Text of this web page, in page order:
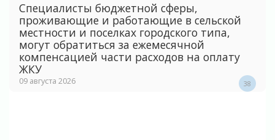
Специалисты бюджетной сферы,
проживающие и работающие в сельской
местности и поселках городского типа,
могут обратиться за ежемесячной
компенсацией части расходов на оплату
ЖКУ
09 августа 2026 38